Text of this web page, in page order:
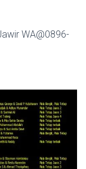
WA@0896-